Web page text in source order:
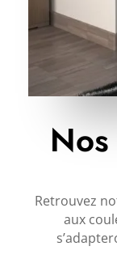
Retrouvez
aux